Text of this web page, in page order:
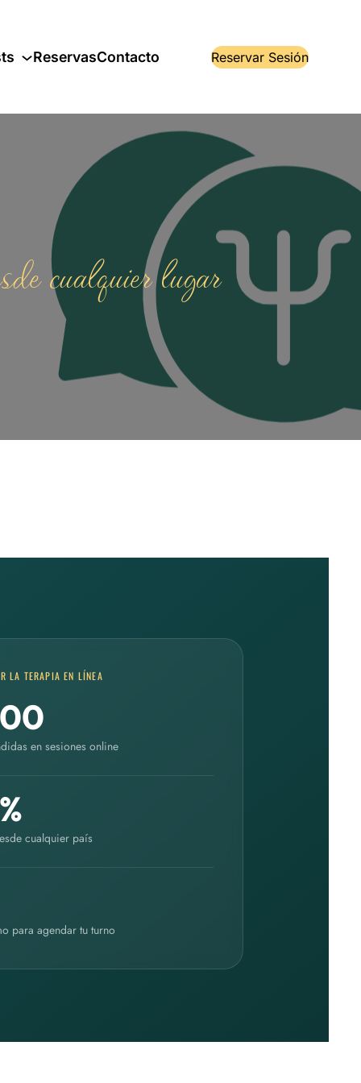
ReservasContacto Reservar Sesión
cualquier lugar
LA TERAPIA EN LÍNEA
en sesiones online
cualquier país
para agendar tu turno